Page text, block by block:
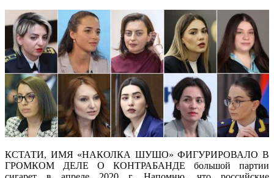
КСТАТИ, ИМЯ «НАКОЛКА ШУШО» ФИГУРИРОВАЛО В
ГРОМКОМ ДЕЛЕ О КОНТРАБАНДЕ большой партии